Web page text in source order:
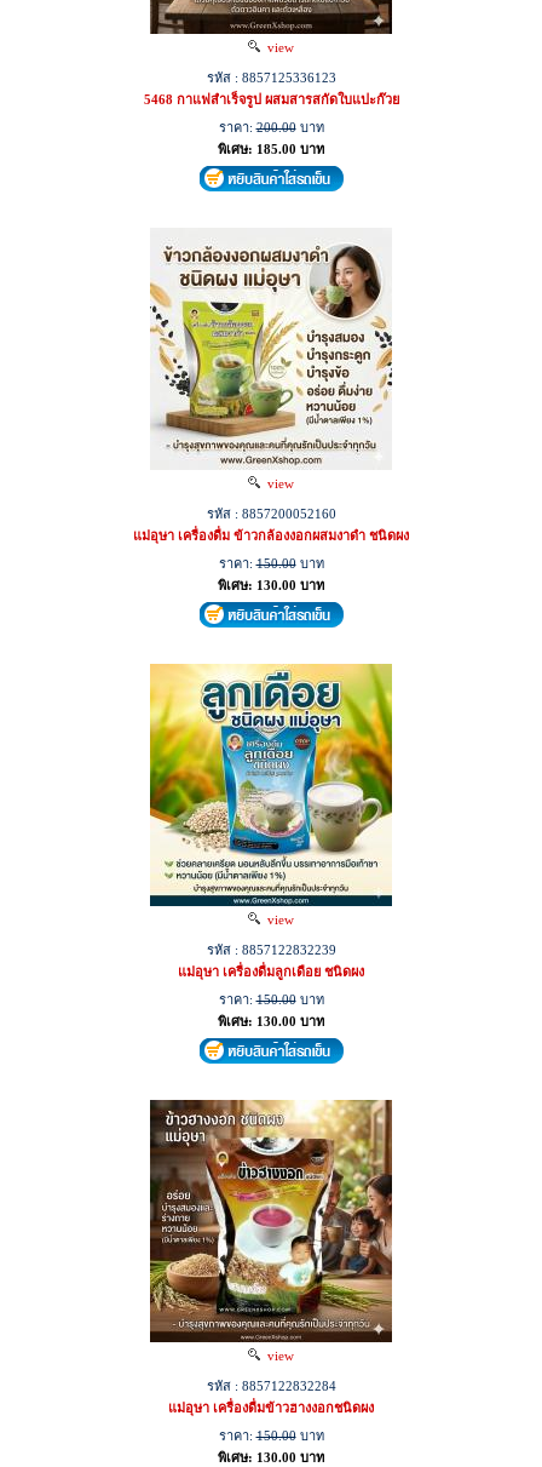
view
รหัส : 8857125336123
5468 กาแฟสำเร็จรูป ผสมสารสกัดใบแปะก๊วย
ราคา:200.00บาท
พิเศษ: 185.00 บาท
view
รหัส : 8857200052160
แม่อุษา เครื่องดื่ม ข้าวกล้องงอกผสมงาดำ ชนิดผง
ราคา:150.00บาท
พิเศษ: 130.00 บาท
view
รหัส : 8857122832239
แม่อุษา เครื่องดื่มลูกเดือย ชนิดผง
ราคา:150.00บาท
พิเศษ: 130.00 บาท
view
รหัส : 8857122832284
แม่อุษา เครื่องดื่มข้าวฮางงอกชนิดผง
ราคา:150.00บาท
พิเศษ: 130.00 บาท